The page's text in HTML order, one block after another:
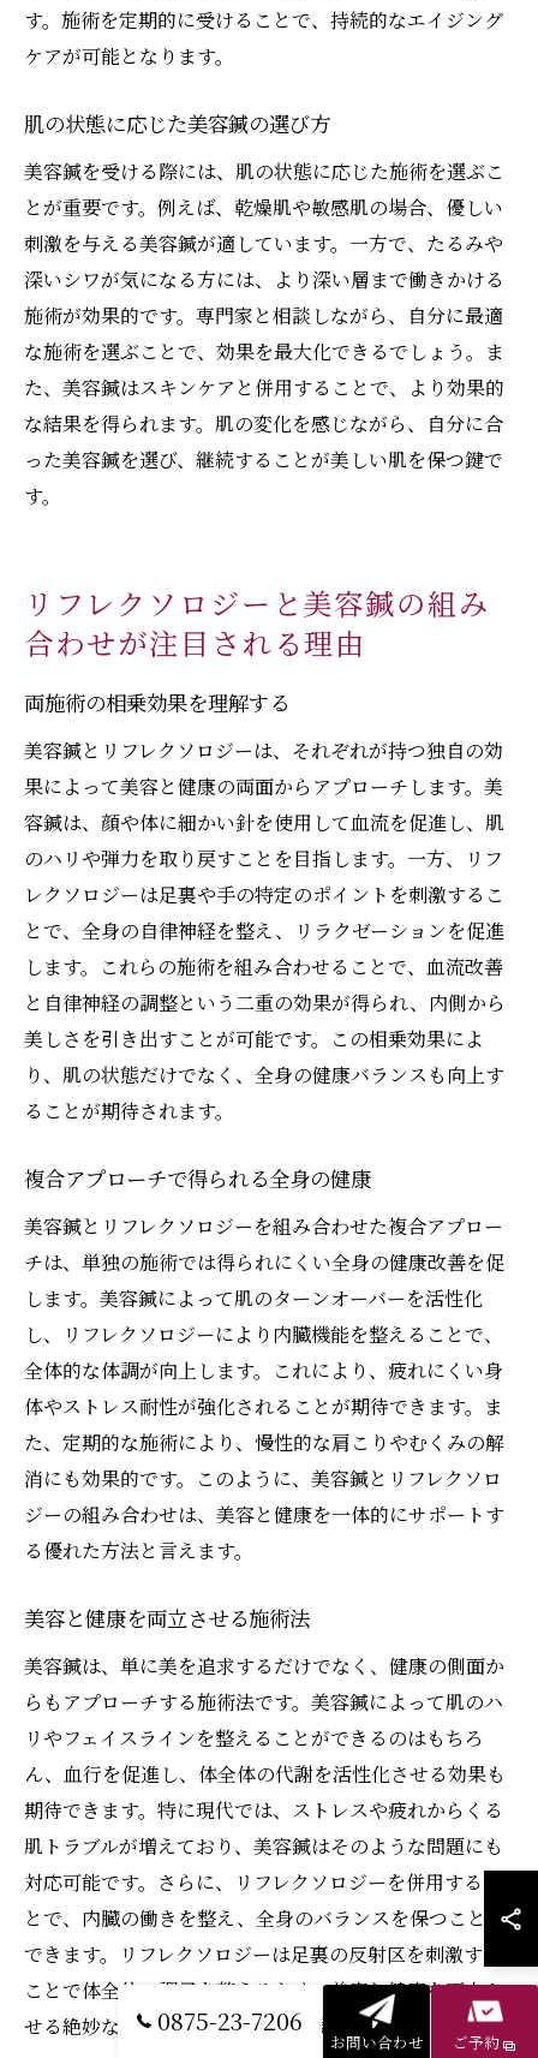
す。施術を定期的に受けることで、持続的なエイジング
ケアが可能となります。
肌の状態に応じた美容鍼の選び方
美容鍼を受ける際には、肌の状態に応じた施術を選ぶこ
とが重要です。例えば、乾燥肌や敏感肌の場合、優しい
刺激を与える美容鍼が適しています。一方で、たるみや
深いシワが気になる方には、より深い層まで働きかける
施術が効果的です。専門家と相談しながら、自分に最適
な施術を選ぶことで、効果を最大化できるでしょう。ま
た、美容鍼はスキンケアと併用することで、より効果的
な結果を得られます。肌の変化を感じながら、自分に合
った美容鍼を選び、継続することが美しい肌を保つ鍵で
す。
リフレクソロジーと美容鍼の組み
合わせが注目される理由
両施術の相乗効果を理解する
美容鍼とリフレクソロジーは、それぞれが持つ独自の効
果によって美容と健康の両面からアプローチします。美
容鍼は、顔や体に細かい針を使用して血流を促進し、肌
のハリや弾力を取り戻すことを目指します。一方、リフ
レクソロジーは足裏や手の特定のポイントを刺激するこ
とで、全身の自律神経を整え、リラクゼーションを促進
します。これらの施術を組み合わせることで、血流改善
と自律神経の調整という二重の効果が得られ、内側から
美しさを引き出すことが可能です。この相乗効果によ
り、肌の状態だけでなく、全身の健康バランスも向上す
ることが期待されます。
複合アプローチで得られる全身の健康
美容鍼とリフレクソロジーを組み合わせた複合アプロー
チは、単独の施術では得られにくい全身の健康改善を促
します。美容鍼によって肌のターンオーバーを活性化
し、リフレクソロジーにより内臓機能を整えることで、
全体的な体調が向上します。これにより、疲れにくい身
体やストレス耐性が強化されることが期待できます。ま
た、定期的な施術により、慢性的な肩こりやむくみの解
消にも効果的です。このように、美容鍼とリフレクソロ
ジーの組み合わせは、美容と健康を一体的にサポートす
る優れた方法と言えます。
美容と健康を両立させる施術法
美容鍼は、単に美を追求するだけでなく、健康の側面か
らもアプローチする施術法です。美容鍼によって肌のハ
リやフェイスラインを整えることができるのはもちろ
ん、血行を促進し、体全体の代謝を活性化させる効果も
期待できます。特に現代では、ストレスや疲れからくる
肌トラブルが増えており、美容鍼はそのような問題にも
対応可能です。さらに、リフレクソロジーを併用するこ
とで、内臓の働きを整え、全身のバランスを保つことが
できます。リフレクソロジーは足裏の反射区を刺激する
ことで体全体の調子を整えるため、美容と健康を両立さ
せる絶妙なコンビネーションが実現します。
0875-23-7206
お問い合わせ ご予約